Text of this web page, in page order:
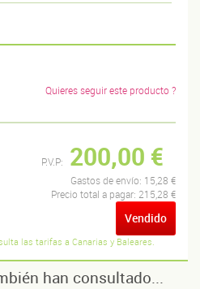
Quieres seguir este producto ?
P.V.P: 200,00 €
Gastos de envío: 15,28 €
Precio total a pagar: 215,28 €
Vendido
las tarifas a Canarias y Baleares.
han consultado...